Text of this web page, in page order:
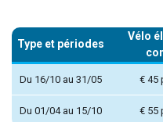
Type et périodes
Vélo
Du 16/10 au 31/05 € 45
Du 01/04 au 15/10 € 55